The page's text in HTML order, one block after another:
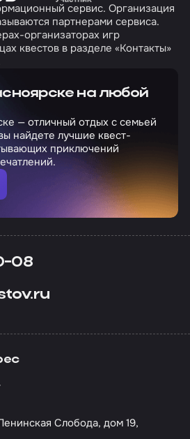
сервис. Организация
партнерами сервиса.
организаторах игр
квестов в разделе «Контакты»
на любой
— отличный отдых с семьей
найдете лучшие квест-
приключений
08
Слобода, дом 19,